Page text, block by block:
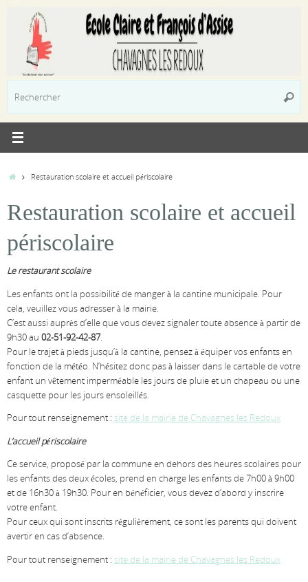
contenu
:
AccueilRestauration scolaire et accueil périscolaire
Restauration scolaire et accueil
périscolaire
Le restaurant scolaire
Les enfants ont la possibilité de manger à la cantine municipale. Pour
cela, veuillez vous adresser à la mairie.
C’est aussi auprès d’elle que vous devez signaler toute absence à partir de
9h30 au 02-51-92-42-87.
Pour le trajet à pieds jusqu’à la cantine, pensez à équiper vos enfants en
fonction de la météo. N’hésitez donc pas à laisser dans le cartable de votre
enfant un vêtement imperméable les jours de pluie et un chapeau ou une
casquette pour les jours ensoleillés.
Pour tout renseignement : site de la mairie de Chavagnes les Redoux
L’accueil périscolaire
Ce service, proposé par la commune en dehors des heures scolaires pour
les enfants des deux écoles, prend en charge les enfants de 7h00 à 9h00
et de 16h30 à 19h30. Pour en bénéficier, vous devez d’abord y inscrire
votre enfant.
Pour ceux qui sont inscrits régulièrement, ce sont les parents qui doivent
avertir en cas d’absence.
Pour tout renseignement : site de la mairie de Chavagnes les Redoux